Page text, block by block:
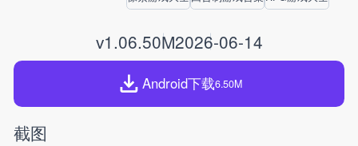
v1.06.50M2026-06-14
Android下载6.50M
截图